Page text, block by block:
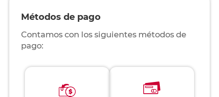
Métodos de pago
Contamos con los siguientes métodos de
pago: